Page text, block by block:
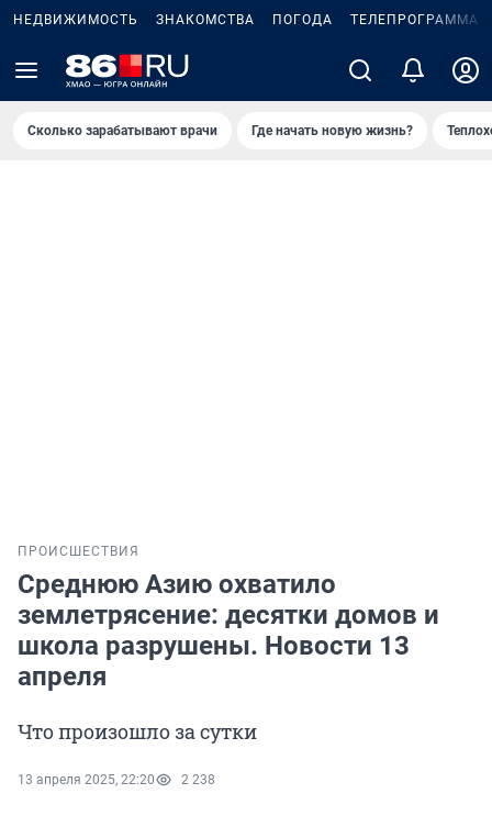
НЕДВИЖИМОСТЬ ЗНАКОМСТВА ПОГОДА ТЕЛЕПРОГРАММА
Сколько зарабатывают врачи Где начать новую жизнь?
ПРОИСШЕСТВИЯ
Среднюю Азию охватило
землетрясение: десятки домов и
школа разрушены. Новости 13
апреля
Что произошло за сутки
13 апреля 2025, 22:20 2 238